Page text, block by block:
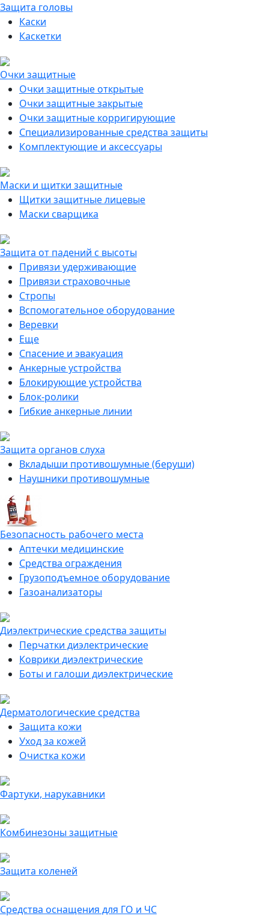
Защита головы
Каски
Каскетки
Очки защитные
Очки защитные открытые
Очки защитные закрытые
Очки защитные корригирующие
Специализированные средства защиты
Комплектующие и аксессуары
Маски и щитки защитные
Щитки защитные лицевые
Маски сварщика
Защита от падений с высоты
Привязи удерживающие
Привязи страховочные
Стропы
Вспомогательное оборудование
Веревки
Еще
Спасение и эвакуация
Анкерные устройства
Блокирующие устройства
Блок-ролики
Гибкие анкерные линии
Защита органов слуха
Вкладыши противошумные (беруши)
Наушники противошумные
Безопасность рабочего места
Аптечки медицинские
Средства ограждения
Грузоподъемное оборудование
Газоанализаторы
Диэлектрические средства защиты
Перчатки диэлектрические
Коврики диэлектрические
Боты и галоши диэлектрические
Дерматологические средства
Защита кожи
Уход за кожей
Очистка кожи
Фартуки, нарукавники
Комбинезоны защитные
Защита коленей
Средства оснащения для ГО и ЧС